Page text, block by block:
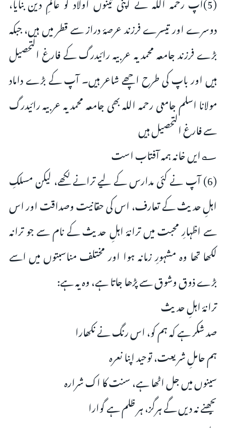
دوسرے اور تیسرے فرزند عرصۂ دراز سے قطر میں ہیں، جبکہ
بڑے فرزند جامعہ محمدیہ عربیہ رائیدرگ کے فارغ التحصیل
ہیں اور باپ کی طرح اچھے شاعر ہیں۔ آپ کے بڑے داماد
مولانا اسلم جامعی رحمہ اللہ بھی جامعہ محمدیہ عربیہ رائیدرگ
سے فارغ التحصیل ہیں
؎ایں خانہ ہمہ آفتاب است
(6) آپ نے کئی مدارس کے لیے ترانے لکھے، لیکن مسلکِ
اہلِ حدیث کے تعارف، اس کی حقانیت وصداقت اور اس
سے اظہارِ محبت میں ترانۂ اہلِ حدیث کے نام سے جو ترانہ
لکھا تھا وہ مشہورِ زمانہ ہوا اور مختلف مناسبتوں میں اسے
بڑے ذوق وشوق سے پڑھا جاتا ہے، وہ یہ ہے:
ترانۂ اہلِ حدیث
صد شکر ہے کہ ہم کو، اس رنگ نے نکھارا
ہم حاملِ شریعت، توحید اپنا نعرہ
سینوں میں جل اٹھا ہے، سنت کا اک شرارہ
بجھنے نہ دیں گے ہرگز، ہر ظلم ہے گوارا